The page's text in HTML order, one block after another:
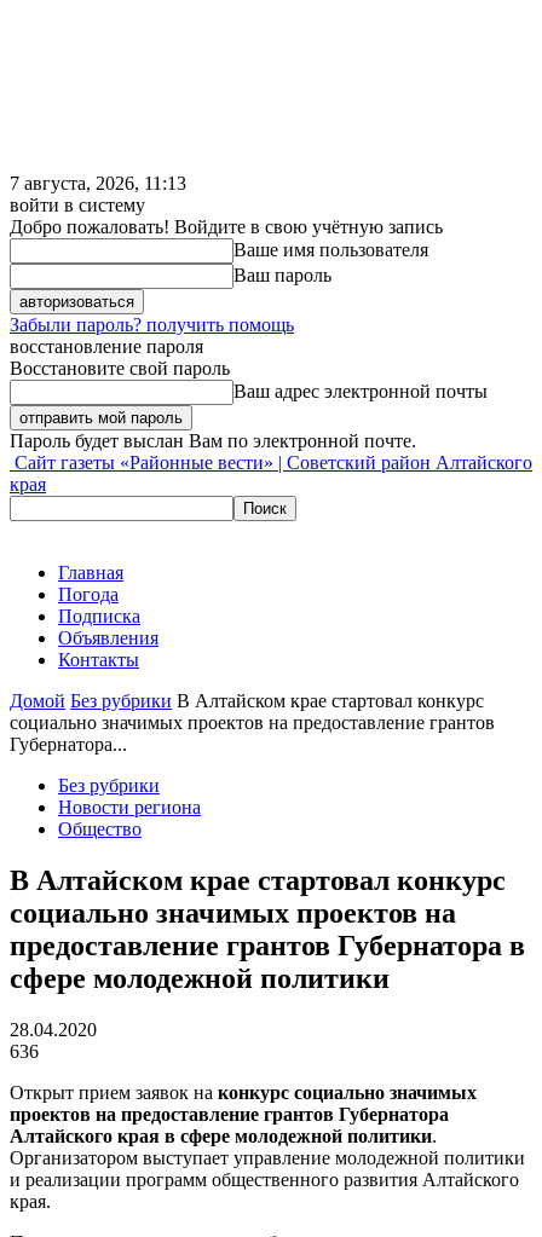
7 августа, 2026, 11:13
войти в систему
Добро пожаловать! Войдите в свою учётную запись
Ваше имя пользователя
Ваш пароль
Забыли пароль? получить помощь
восстановление пароля
Восстановите свой пароль
Ваш адрес электронной почты
Пароль будет выслан Вам по электронной почте.
Сайт газеты «Районные вести» | Советский район Алтайского
края
Главная
Погода
Подписка
Объявления
Контакты
Домой Без рубрики В Алтайском крае стартовал конкурс
социально значимых проектов на предоставление грантов
Губернатора...
Без рубрики
Новости региона
Общество
В Алтайском крае стартовал конкурс
социально значимых проектов на
предоставление грантов Губернатора в
сфере молодежной политики
28.04.2020
636
Открыт прием заявок на конкурс социально значимых
проектов на предоставление грантов Губернатора
Алтайского края в сфере молодежной политики.
Организатором выступает управление молодежной политики
и реализации программ общественного развития Алтайского
края.